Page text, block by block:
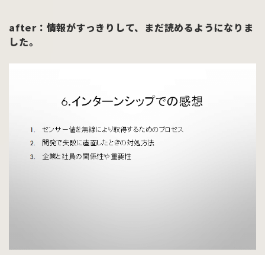
after：情報がすっきりして、まだ読めるようになりま
した。